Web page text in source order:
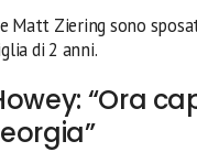
Matt Ziering sono
di 2 anni.
“Ora